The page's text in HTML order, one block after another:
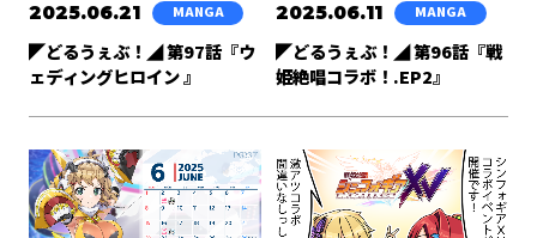
2025.06.21 MANGA
◤どるうぇぶ！◢ 第97話『ウ
ェディングヒロイン 』
2025.06.11 MANGA
◤どるうぇぶ！◢ 第96話『戦
姫絶唱コラボ！.EP2』